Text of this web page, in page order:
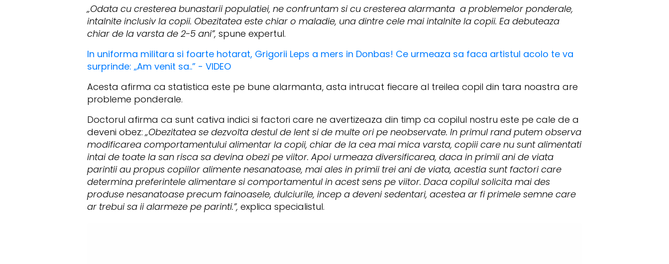
„Odata cu cresterea bunastarii populatiei, ne confruntam si cu cresterea alarmanta a problemelor ponderale,
intalnite inclusiv la copii. Obezitatea este chiar o maladie, una dintre cele mai intalnite la copii. Ea debuteaza
chiar de la varsta de 2-5 ani”, spune expertul.
In uniforma militara si foarte hotarat, Grigorii Leps a mers in Donbas! Ce urmeaza sa faca artistul acolo te va
surprinde: „Am venit sa..” - VIDEO
Acesta afirma ca statistica este pe bune alarmanta, asta intrucat fiecare al treilea copil din tara noastra are
probleme ponderale.
Doctorul afirma ca sunt cativa indici si factori care ne avertizeaza din timp ca copilul nostru este pe cale de a
deveni obez:„Obezitatea se dezvolta destul de lent si de multe ori pe neobservate. In primul rand putem observa
modificarea comportamentului alimentar la copii, chiar de la cea mai mica varsta, copiii care nu sunt alimentati
intai de toate la san risca sa devina obezi pe viitor. Apoi urmeaza diversificarea, daca in primii ani de viata
parintii au propus copiilor alimente nesanatoase, mai ales in primii trei ani de viata, acestia sunt factori care
determina preferintele alimentare si comportamentul in acest sens pe viitor. Daca copilul solicita mai des
produse nesanatoase precum fainoasele, dulciurile, incep a deveni sedentari, acestea ar fi primele semne care
ar trebui sa ii alarmeze pe parinti.”, explica specialistul.